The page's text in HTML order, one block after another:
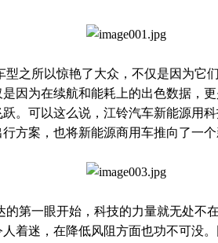
型之所以惊艳了大众，不仅是因为它
因为在续航和能耗上的出色数据，
。可以这么说，江铃汽车新能源用
方案，也将新能源商用车推向了一个
的第一眼开始，科技的力量就无处不
着迷，在降低风阻方面也功不可没